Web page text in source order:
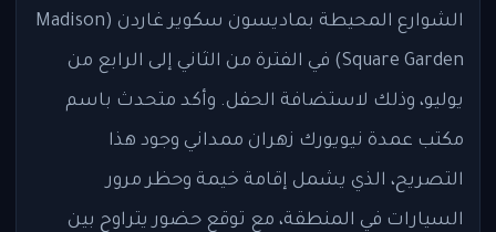
الشوارع المحيطة بماديسون سكوير غاردن (Madison
Square Garden) في الفترة من الثاني إلى الرابع من
يوليو، وذلك لاستضافة الحفل. وأكد متحدث باسم
مكتب عمدة نيويورك زهران ممداني وجود هذا
التصريح، الذي يشمل إقامة خيمة وحظر مرور
السيارات في المنطقة، مع توقع حضور يتراوح بين